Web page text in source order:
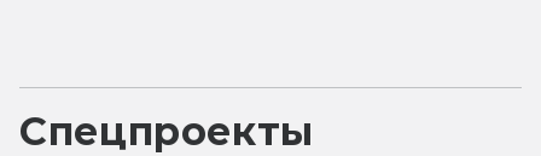
Спецпроекты